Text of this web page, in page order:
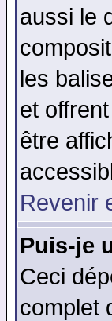
aussi le
les
et
être
Revenir
Puis-je
Ceci
complet